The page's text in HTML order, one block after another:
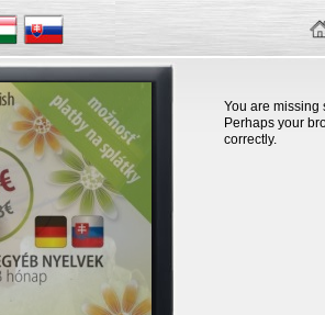
You are missing
Perhaps your
correctly.